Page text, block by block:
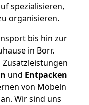
spezialisieren,
organisieren.
bis hin zur
in Borr.
und Entpacken
von Möbeln
Wir sind uns